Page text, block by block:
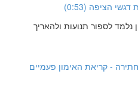
הציפה (0:53)
נלמד לספור תנועות ולהאריך
חתירה - קריאת האימון פעמיים